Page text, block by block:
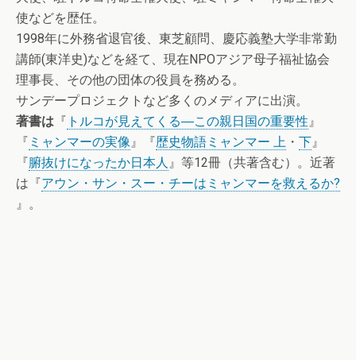
使などを歴任。
1998年に外務省退官後、東芝顧問、慶応義塾大学非常勤
講師(東洋史)などを経て、現在NPOアジア母子福祉協会
理事長、その他の団体の役員を務める。
サンデープロジェクトなど多くのメディアに出演。
著書は 『 トルコが見えてくる―この親日国の重要性』
『 ミャンマーの実像』『歴史物語ミャンマー 上 ・ 下』
『腑抜けになったか日本人 』等12冊（共著含む）。近著
は『アウン・サン・スー・チーはミャンマーを救えるか?
』。